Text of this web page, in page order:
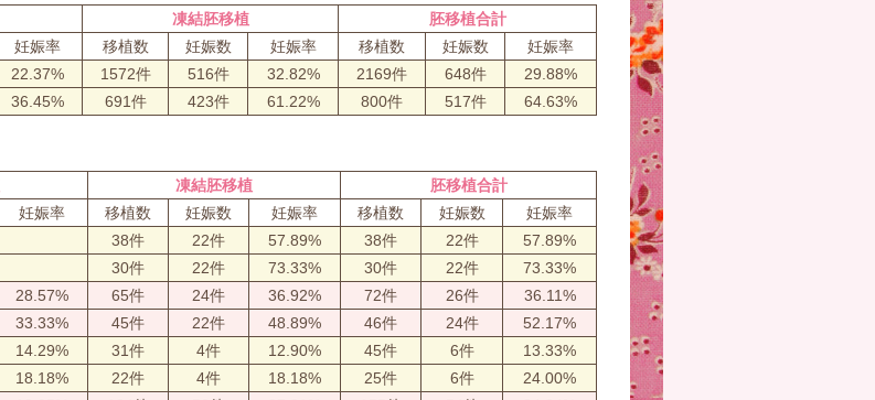
凍結胚移植
胚移植合計
妊娠率 移植数 妊娠数 妊娠率 移植数 妊娠数 妊娠率
22.37% 1572件 516件 32.82% 2169件 648件
29.88%
36.45% 691件 423件 61.22% 800件 517件 64.63%
凍結胚移植
胚移植合計
妊娠率 移植数 妊娠数 妊娠率 移植数 妊娠数 妊娠率
38件 22件 57.89% 38件 22件
57.89%
30件 22件 73.33% 30件 22件 73.33%
28.57% 65件 24件 36.92% 72件 26件
36.11%
33.33% 45件 22件 48.89% 46件 24件 52.17%
14.29% 31件 4件 12.90% 45件 6件
13.33%
18.18% 22件 4件 18.18% 25件 6件 24.00%